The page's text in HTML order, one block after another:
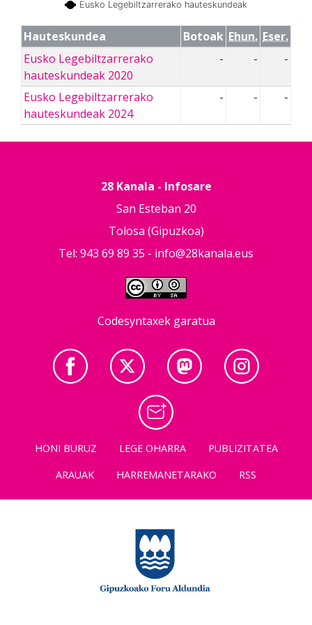
Eusko Legebiltzarrerako hauteskundeak
Hauteskundea Botoak Ehun. Eser.
Eusko Legebiltzarrerako
hauteskundeak 2020
- - -
Eusko Legebiltzarrerako
hauteskundeak 2024
- - -
28 Kanala - Infosare
San Esteban 20
Tolosa (Gipuzkoa)
Tel: 943 69 89 35 - info@28kanala.eus
Codesyntaxek garatua
HONI BURUZ LEGE OHARRA
PUBLIZITATEA
ARAUAK
HARREMANETARAKO RSS